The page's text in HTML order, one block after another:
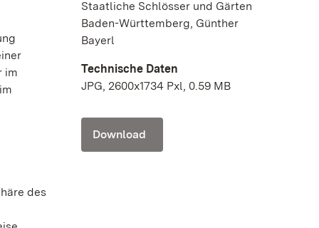
im
des
Staatliche Schlösser und Gärten
Baden-Württemberg, Günther
Bayerl
Technische Daten
JPG, 2600x1734 Pxl, 0.59 MB
Download